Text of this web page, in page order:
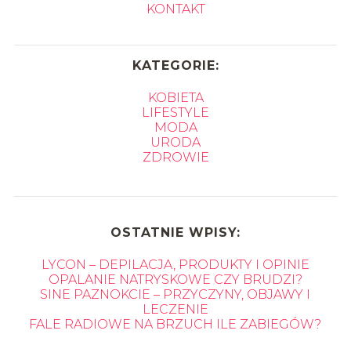
KONTAKT
KATEGORIE:
KOBIETA
LIFESTYLE
MODA
URODA
ZDROWIE
OSTATNIE WPISY:
LYCON – DEPILACJA, PRODUKTY I OPINIE
OPALANIE NATRYSKOWE CZY BRUDZI?
SINE PAZNOKCIE – PRZYCZYNY, OBJAWY I
LECZENIE
FALE RADIOWE NA BRZUCH ILE ZABIEGÓW?